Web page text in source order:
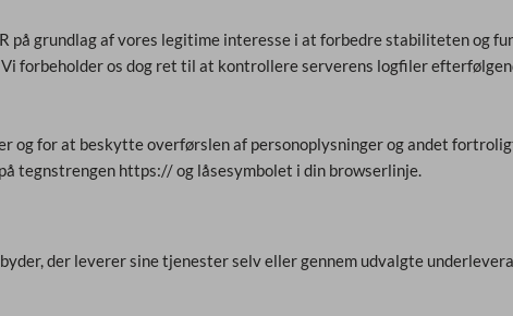
på grundlag af vores legitime interesse i at forbedre stabiliteten og
forbeholder os dog ret til at kontrollere serverens logfiler
og for at beskytte overførslen af personoplysninger og andet
tegnstrengen https:// og låsesymbolet i din browserlinje.
der leverer sine tjenester selv eller gennem udvalgte